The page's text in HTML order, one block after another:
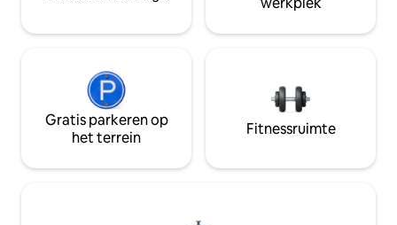
Gratis parkeren op
het terrein
Fitnessruimte